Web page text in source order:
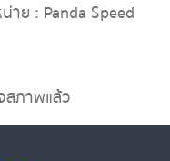
าย : Panda Speed
สภาพแล้ว